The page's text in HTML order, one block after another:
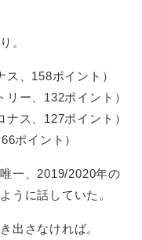
。
、158ポイント）
ー、132ポイント）
ス、127ポイント）
ポイント）
一、2019/2020年の
うに話していた。
出さなければ。